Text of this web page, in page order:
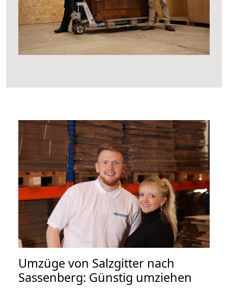
Umzüge von Salzgitter nach
Sassenberg: Günstig umziehen